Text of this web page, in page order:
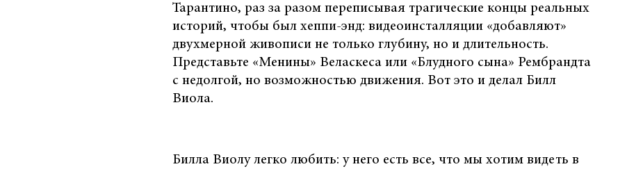
Тарантино, раз за разом переписывая трагические концы реальных
историй, чтобы был хеппи-энд: видеоинсталляции «добавляют»
двухмерной живописи не только глубину, но и длительность.
Представьте «Менины» Веласкеса или «Блудного сына» Рембрандта
с недолгой, но возможностью движения. Вот это и делал Билл
Виола.
Билла Виолу легко любить: у него есть все, что мы хотим видеть в